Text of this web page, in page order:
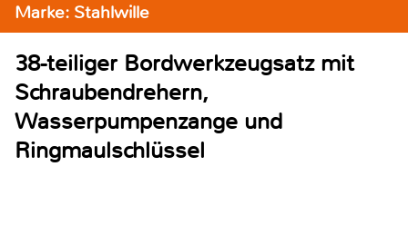
Marke: Stahlwille
38-teiliger Bordwerkzeugsatz mit
Schraubendrehern,
Wasserpumpenzange und
Ringmaulschlüssel